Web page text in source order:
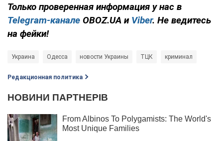
Только проверенная информация у нас в
Telegram-канале OBOZ.UA и Viber. Не ведитесь
на фейки!
Украина Одесса новости Украины ТЦК криминал
Редакционная политика